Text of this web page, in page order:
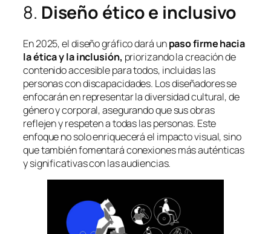
8. Diseño ético e inclusivo
En 2025, el diseño gráfico dará unpaso firme hacia
la ética y la inclusión, priorizando la creación de
contenido accesible para todos, incluidas las
personas con discapacidades. Los diseñadores se
enfocarán en representar la diversidad cultural, de
género y corporal, asegurando que sus obras
reflejen y respeten a todas las personas. Este
enfoque no solo enriquecerá el impacto visual, sino
que también fomentará conexiones más auténticas
y significativas con las audiencias.